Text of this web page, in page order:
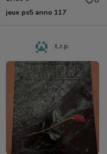
jeux ps5 anno 117
.t..r.p.